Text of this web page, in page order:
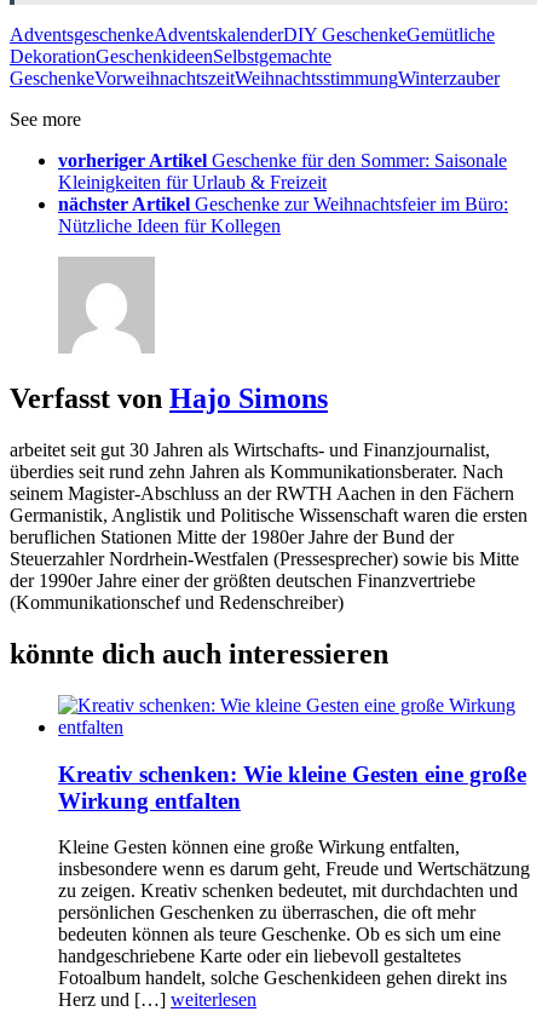
AdventsgeschenkeAdventskalenderDIY GeschenkeGemütliche
DekorationGeschenkideenSelbstgemachte
GeschenkeVorweihnachtszeitWeihnachtsstimmungWinterzauber
See more
vorheriger Artikel Geschenke für den Sommer: Saisonale
Kleinigkeiten für Urlaub & Freizeit
nächster Artikel Geschenke zur Weihnachtsfeier im Büro:
Nützliche Ideen für Kollegen
Verfasst von Hajo Simons
arbeitet seit gut 30 Jahren als Wirtschafts- und Finanzjournalist,
überdies seit rund zehn Jahren als Kommunikationsberater. Nach
seinem Magister-Abschluss an der RWTH Aachen in den Fächern
Germanistik, Anglistik und Politische Wissenschaft waren die ersten
beruflichen Stationen Mitte der 1980er Jahre der Bund der
Steuerzahler Nordrhein-Westfalen (Pressesprecher) sowie bis Mitte
der 1990er Jahre einer der größten deutschen Finanzvertriebe
(Kommunikationschef und Redenschreiber)
könnte dich auch interessieren
Kreativ schenken: Wie kleine Gesten eine große
Wirkung entfalten
Kleine Gesten können eine große Wirkung entfalten,
insbesondere wenn es darum geht, Freude und Wertschätzung
zu zeigen. Kreativ schenken bedeutet, mit durchdachten und
persönlichen Geschenken zu überraschen, die oft mehr
bedeuten können als teure Geschenke. Ob es sich um eine
handgeschriebene Karte oder ein liebevoll gestaltetes
Fotoalbum handelt, solche Geschenkideen gehen direkt ins
Herz und […] weiterlesen